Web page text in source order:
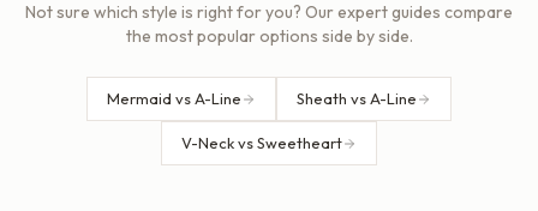
Not sure which style is right for you? Our expert guides compare
the most popular options side by side.
Mermaid vs A-Line Sheath vs A-Line
V-Neck vs Sweetheart